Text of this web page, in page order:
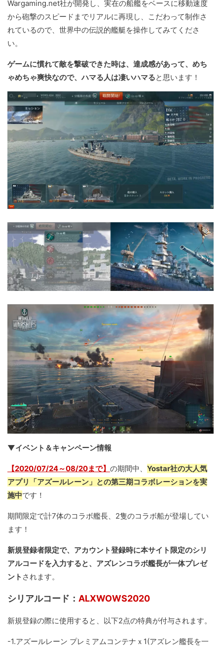
Wargaming.net社が開発し、実在の船艦をベースに移動速度
から砲撃のスピードまでリアルに再現し、こだわって制作さ
れているので、世界中の伝説的艦艇を操作してみてくださ
い。
ゲームに慣れて敵を撃破できた時は、達成感があって、めち
ゃめちゃ爽快なので、ハマる人は凄いハマると思います！
▼イベント＆キャンペーン情報
【2020/07/24～08/20まで】 の期間中、 Yostar社の大人気
アプリ「アズールレーン」との第三期コラボレーションを実
施中です！
期間限定で計7体のコラボ艦長、2隻のコラボ船が登場してい
ます！
新規登録者限定で、アカウント登録時に本サイト限定のシリ
アルコードを入力すると、アズレンコラボ艦長が一体プレゼ
ント されます。
シリアルコード： ALXWOWS2020
新規登録の際に使用すると、以下2点の特典が付与されます。
-1.アズールレーン プレミアムコンテナｘ1(アズレン艦長を一